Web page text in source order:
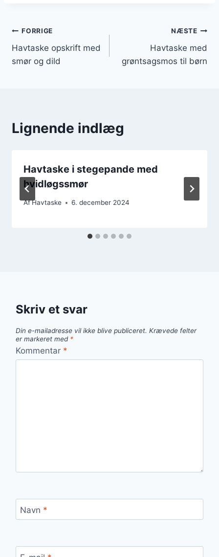
Indlægsnavigation
FORRIGE
Havtaske opskrift med
smør og dild
NÆSTE
Havtaske med
grøntsagsmos til børn
Lignende indlæg
Havtaske i stegepande med
hvidløgssmør
AfHavtaske 6. december 2024
Skriv et svar
Din e-mailadresse vil ikke blive publiceret. Krævede felter
er markeret med *
Kommentar *
Navn *